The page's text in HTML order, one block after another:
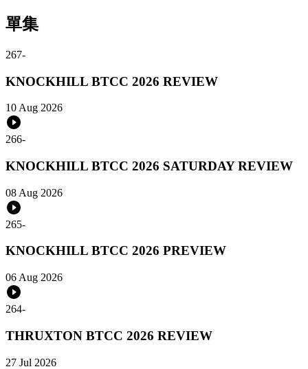
單集
267-
KNOCKHILL BTCC 2026 REVIEW
10 Aug 2026
266-
KNOCKHILL BTCC 2026 SATURDAY REVIEW
08 Aug 2026
265-
KNOCKHILL BTCC 2026 PREVIEW
06 Aug 2026
264-
THRUXTON BTCC 2026 REVIEW
27 Jul 2026